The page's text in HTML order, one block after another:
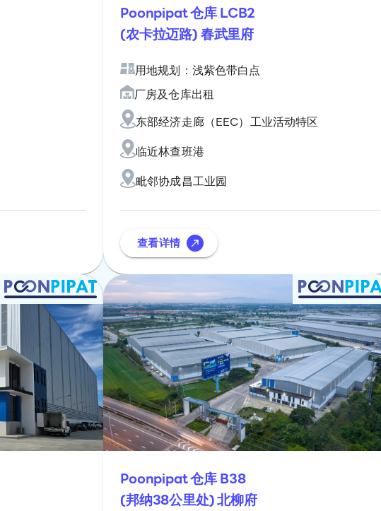
Poonpipat 仓库 LCB2
(农卡拉迈路) 春武里府
用地规划：浅紫色带白点
厂房及仓库出租
东部经济走廊（EEC）工业活动特区
临近林查班港
毗邻协成昌工业园
查看详情
Poonpipat 仓库 B38
(邦纳38公里处) 北柳府